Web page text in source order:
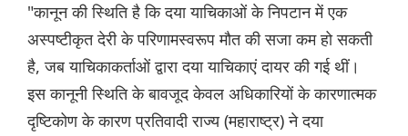
"कानून की स्थिति है कि दया याचिकाओं के निपटान में एक
अस्पष्टीकृत देरी के परिणामस्वरूप मौत की सजा कम हो सकती
है, जब याचिकाकर्ताओं द्वारा दया याचिकाएं दायर की गई थीं।
इस कानूनी स्थिति के बावजूद केवल अधिकारियों के कारणात्मक
दृष्टिकोण के कारण प्रतिवादी राज्य (महाराष्ट्र) ने दया